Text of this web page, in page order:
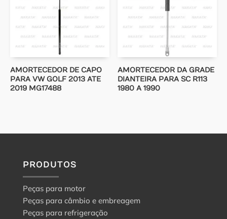
AMORTECEDOR DE CAPO
PARA VW GOLF 2013 ATE
2019 MG17488
AMORTECEDOR DA GRADE
DIANTEIRA PARA SC R113
1980 A 1990
PRODUTOS
Peças para motor
Peças para câmbio e embreagem
Peças para refrigeração